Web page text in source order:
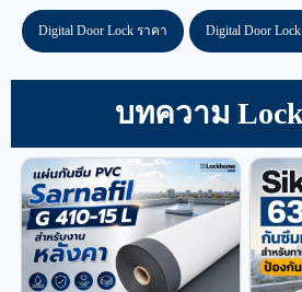
Digital Door Lock ราคา Digital Door
บทความ